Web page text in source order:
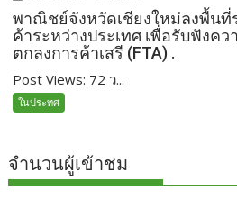
พาณิชย์จังหวัดเชียงใหม่ลงพื้นที่
ค้าระหว่างประเทศ เพื่อรับฟังค
ตกลงการค้าเสรี (FTA) .
Post Views: 72 ว...
ในประทศ
จำนวนผู้เข้าชม